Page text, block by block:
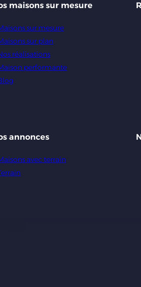
maisons sur mesure
sur mesure
sur plan
réalisations
performante
annonces
avec terrain